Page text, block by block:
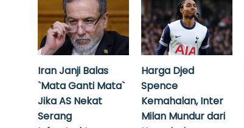
Iran Janji Balas
`Mata Ganti Mata`
Jika AS Nekat
Serang
Harga Djed
Spence
Kemahalan, Inter
Milan Mundur dari